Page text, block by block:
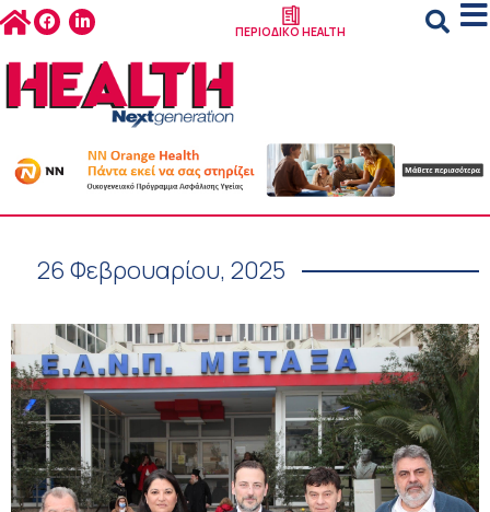
ΠΕΡΙΟΔΙΚΟ HEALTH
26 Φεβρουαρίου, 2025